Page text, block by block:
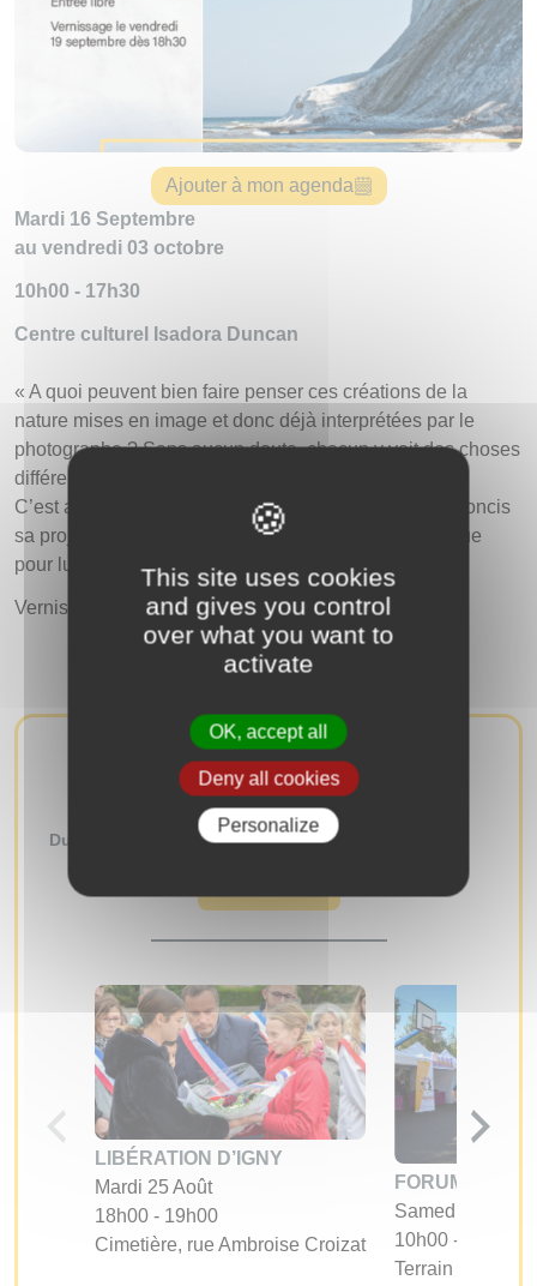
Ajouter à mon agenda
Mardi 16 Septembre
au vendredi 03 octobre
10h00 - 17h30
Centre culturel Isadora Duncan
« A quoi peuvent bien faire penser ces créations de la
nature mises en image et donc déjà interprétées par le
photographe ? Sans aucun doute, chacun y voit des choses
différentes.
C’est ainsi que l’auteur propose dans des quatrains concis
sa projection imaginaire… qui ne vaut évidemment que
pour lui ». JEAN-PIERRE CHASSANG
Vernissage : vendredi 19 septembre à 18h30.
AUTRES ÉVÉNEMENTS
Du au
LIBÉRATION D’IGNY
Mardi 25 Août
18h00 - 19h00
Cimetière, rue Ambroise Croizat
FORUM DES
Samedi 05
10h00 - 17h00
Terrain
This site uses cookies
and gives you control
over what you want to
activate
OK, accept all
Deny all cookies
Personalize